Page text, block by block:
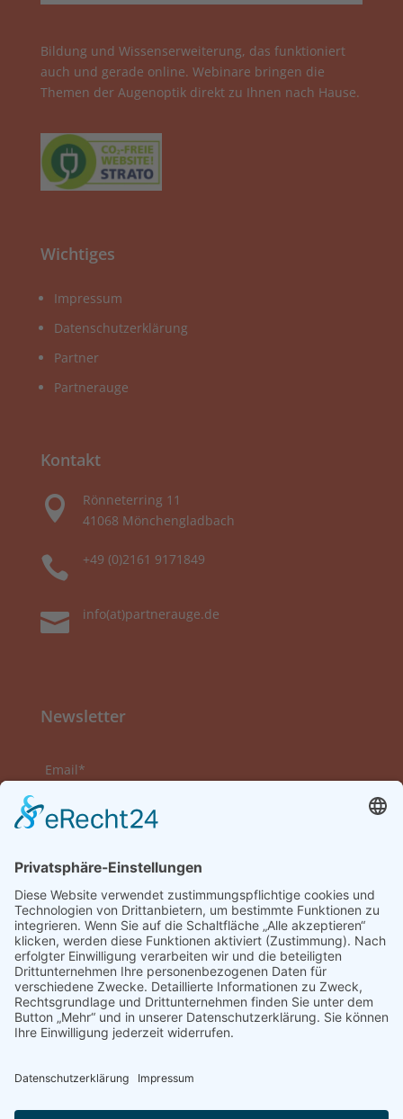
Bildung und Wissenserweiterung, das funktioniert
auch und gerade online. Webinare bringen die
Themen der Augenoptik direkt zu Ihnen nach Hause.
Wichtiges
Impressum
Datenschutzerklärung
Partner
Partnerauge
Kontakt

Rönneterring 11
41068 Mönchengladbach
 +49 (0)2161 9171849
 info(at)partnerauge.de
Newsletter
Email*
Nachname
Datenschutzerklärung zur Kenntnis genommen
und akzeptiert.